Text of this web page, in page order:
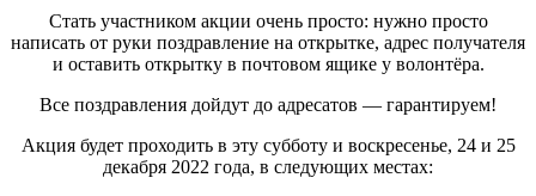
Стать участником акции очень просто: нужно просто
написать от руки поздравление на открытке, адрес получателя
и оставить открытку в почтовом ящике у волонтёра.
Все поздравления дойдут до адресатов — гарантируем!
Акция будет проходить в эту субботу и воскресенье, 24 и 25
декабря 2022 года, в следующих местах: